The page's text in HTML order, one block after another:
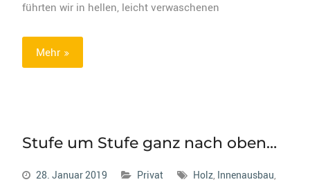
führten wir in hellen, leicht verwaschenen
Mehr
Stufe um Stufe ganz nach oben…
28. Januar 2019 Privat Holz, Innenausbau